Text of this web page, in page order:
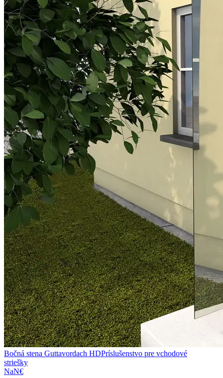
Bočná stena Guttavordach HDPríslušenstvo pre vchodové
striešky
NaN€